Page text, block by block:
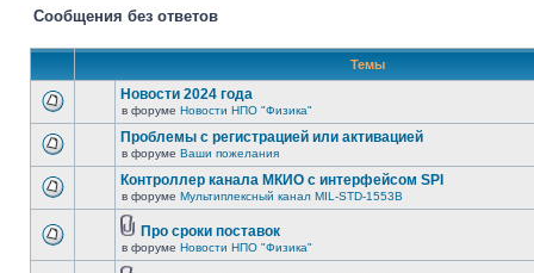
Сообщения без ответов
Темы
Новости 2024 года
в форуме Новости НПО "Физика"
Проблемы с регистрацией или активацией
в форуме Ваши пожелания
Контроллер канала МКИО с интерфейсом SPI
в форуме Мультиплексный канал MIL-STD-1553B
Про сроки поставок
в форуме Новости НПО "Физика"